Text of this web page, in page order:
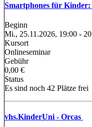
Smartphones für
Beginn
Mi., 25.11.2026, 19:00 -
Kursort
Onlineseminar
Gebühr
0,00 €
Status
Es sind noch 42 Plätze frei
vhs.KinderUni - Orcas